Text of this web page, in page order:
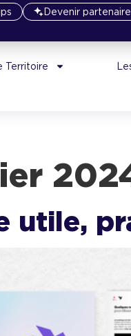
Devenir partenaire
Territoire
utile,